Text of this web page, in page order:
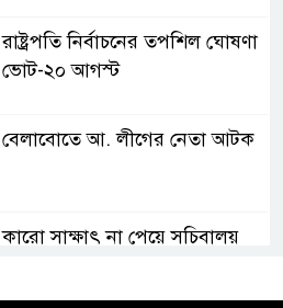
রাষ্ট্রপতি নির্বাচনের তপশিল ঘোষণা
ভোট-২০ আগস্ট
বেলাবোতে আ. লীগের নেতা আটক
কারো সাক্ষাৎ না পেয়ে সচিবালয়